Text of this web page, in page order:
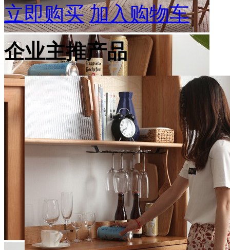
立即购买 加入购物车
企业主推产品